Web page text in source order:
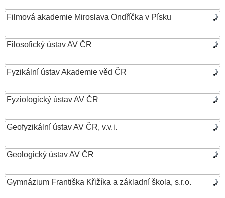
Filmová akademie Miroslava Ondříčka v Písku
Filosofický ústav AV ČR
Fyzikální ústav Akademie věd ČR
Fyziologický ústav AV ČR
Geofyzikální ústav AV ČR, v.v.i.
Geologický ústav AV ČR
Gymnázium Františka Křižíka a základní škola, s.r.o.